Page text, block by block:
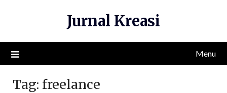
Jurnal Kreasi
Menu
Tag: freelance